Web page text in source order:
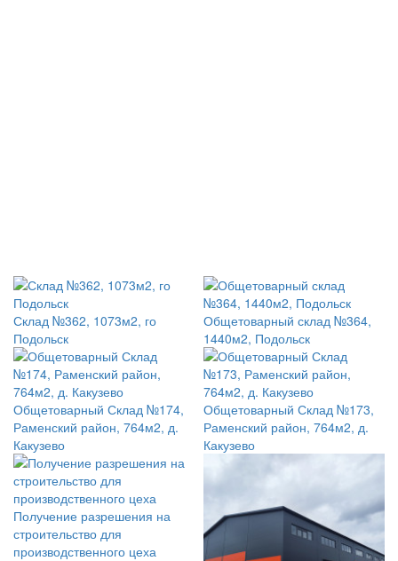
Склад №362, 1073м2, го
Подольск
Общетоварный склад №364,
1440м2, Подольск
Общетоварный Склад №174,
Раменский район, 764м2, д.
Какузево
Общетоварный Склад №173,
Раменский район, 764м2, д.
Какузево
Получение разрешения на
строительство для
производственного цеха